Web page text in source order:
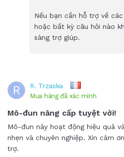
Nếu bạn cần hỗ trợ về
hoặc bất kỳ câu hỏi nào
sàng trợ giúp.
R R. Trzaska
Mua hàng đã xác minh
Mô-đun nâng cấp tuyệt vời!
Mô-đun này hoạt động hiệu quả
nhẹn và chuyên nghiệp. Xin cảm
trợ.